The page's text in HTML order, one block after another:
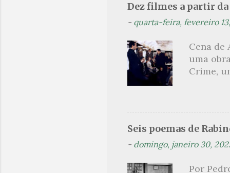
Hughes.
aluna
ao livro
Dez filmes a partir
- quarta-feira, fevereiro
Cena de
uma
Crime,
um dos
na
aqueles
listas do
Seis poemas de
- domingo, janeiro 30,
Por